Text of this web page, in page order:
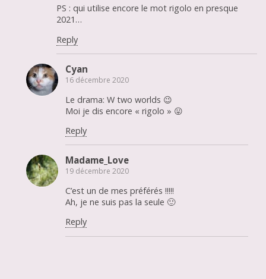
PS : qui utilise encore le mot rigolo en presque
2021…
Reply
Cyan
16 décembre 2020
Le drama: W two worlds 😉
Moi je dis encore « rigolo » 😛
Reply
Madame_Love
19 décembre 2020
C’est un de mes préférés !!!!!
Ah, je ne suis pas la seule 🙂
Reply